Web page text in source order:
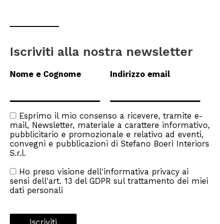
Iscriviti alla nostra newsletter
Nome e Cognome Indirizzo email
Esprimo il mio consenso a ricevere, tramite e-
mail, Newsletter, materiale a carattere informativo,
pubblicitario e promozionale e relativo ad eventi,
convegni e pubblicazioni di Stefano Boeri Interiors
S.r.l.
Ho preso visione dell'informativa privacyai
sensi dell'art. 13 del GDPR sul trattamento dei miei
dati personali